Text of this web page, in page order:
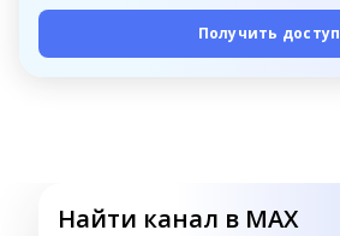
Получить доступ
Найти канал в MAX